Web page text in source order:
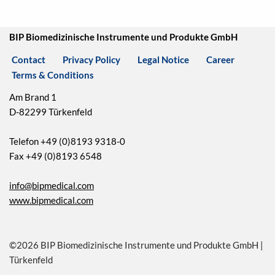
BIP Biomedizinische Instrumente und Produkte GmbH
Contact Privacy Policy Legal Notice
Career
Terms & Conditions
Am Brand 1
D-82299 Türkenfeld
Telefon +49 (0)8193 9318-0
Fax +49 (0)8193 6548
info@bipmedical.com
www.bipmedical.com
©2026 BIP Biomedizinische Instrumente und Produkte GmbH |
Türkenfeld